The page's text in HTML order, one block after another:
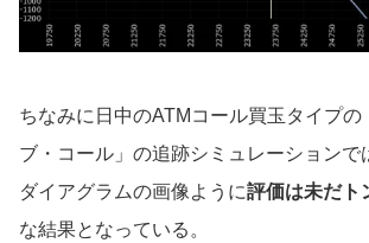
ちなみに日中のATMコール買玉タイプの
ブ・コール」の追跡シミュレーションで
ダイアグラムの画像ように評価は未だト
な結果となっている。